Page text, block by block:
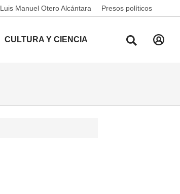
Luis Manuel Otero Alcántara Presos políticos
CULTURA Y CIENCIA